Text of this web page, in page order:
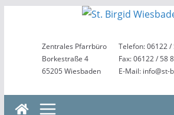
springenZentrales Pfarrbüro
Borkestraße 4
65205 Wiesbaden
Telefon: 06122 /
Fax: 06122 / 58
E-Mail: info@st-